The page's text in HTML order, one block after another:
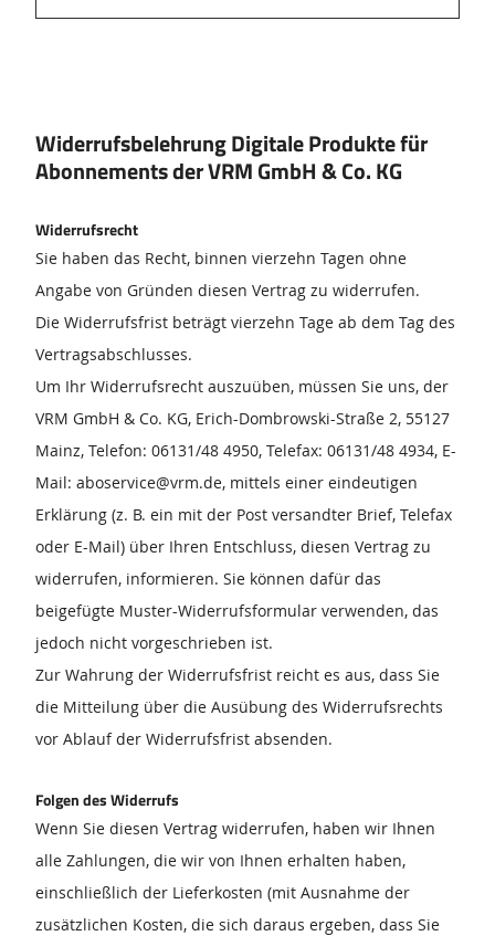
Widerrufsbelehrung Digitale Produkte für
Abonnements der VRM GmbH & Co. KG
Widerrufsrecht
Sie haben das Recht, binnen vierzehn Tagen ohne
Angabe von Gründen diesen Vertrag zu widerrufen.
Die Widerrufsfrist beträgt vierzehn Tage ab dem Tag des
Vertragsabschlusses.
Um Ihr Widerrufsrecht auszuüben, müssen Sie uns, der
VRM GmbH & Co. KG, Erich-Dombrowski-Straße 2, 55127
Mainz, Telefon: 06131/48 4950, Telefax: 06131/48 4934, E-
Mail: aboservice@vrm.de, mittels einer eindeutigen
Erklärung (z. B. ein mit der Post versandter Brief, Telefax
oder E-Mail) über Ihren Entschluss, diesen Vertrag zu
widerrufen, informieren. Sie können dafür das
beigefügte Muster-Widerrufsformular verwenden, das
jedoch nicht vorgeschrieben ist.
Zur Wahrung der Widerrufsfrist reicht es aus, dass Sie
die Mitteilung über die Ausübung des Widerrufsrechts
vor Ablauf der Widerrufsfrist absenden.
Folgen des Widerrufs
Wenn Sie diesen Vertrag widerrufen, haben wir Ihnen
alle Zahlungen, die wir von Ihnen erhalten haben,
einschließlich der Lieferkosten (mit Ausnahme der
zusätzlichen Kosten, die sich daraus ergeben, dass Sie